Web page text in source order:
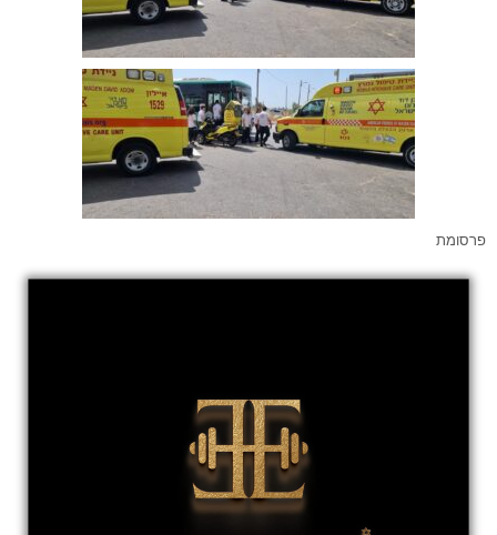
פרסומת